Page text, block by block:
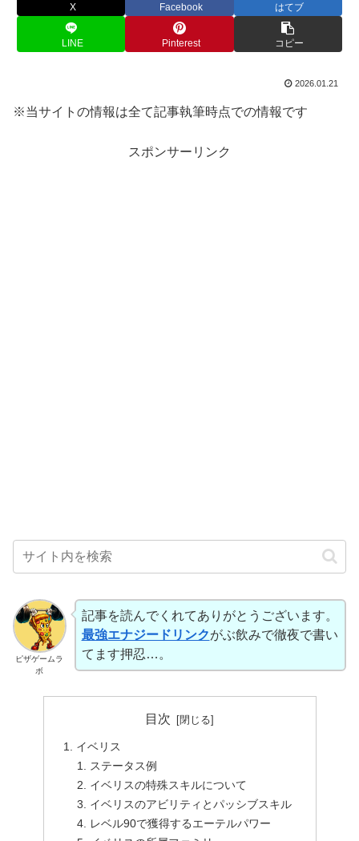
X Facebook はてブ
LINE Pinterest コピー
2026.01.21
※当サイトの情報は全て記事執筆時点での情報です
スポンサーリンク
ピザゲームラ
ボ
記事を読んでくれてありがとうございます。
最強エナジードリンクがぶ飲みで徹夜で書い
てます押忍…。
目次
イベリス
ステータス例
イベリスの特殊スキルについて
イベリスのアビリティとパッシブスキル
レベル90で獲得するエーテルパワー